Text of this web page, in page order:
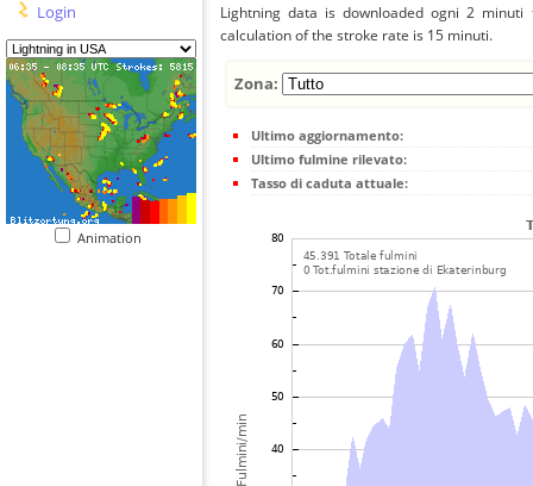
Login
Animation
Lightning data is downloaded ogni 2
calculation of the stroke rate is 15 minuti.
Zona:
Ultimo aggiornamento:
Ultimo fulmine rilevato:
Tasso di caduta attuale: